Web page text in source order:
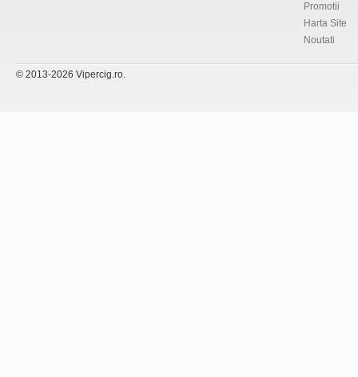
Promotii
Harta Site
Noutati
© 2013-2026 Vipercig.ro.